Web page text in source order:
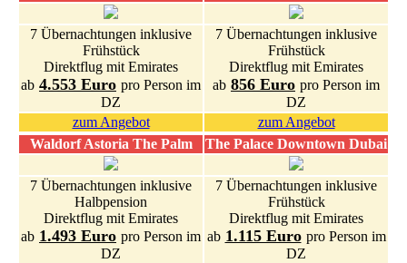
7 Übernachtungen inklusive
Frühstück
Direktflug mit Emirates
ab 4.553 Euro pro Person im
DZ
7 Übernachtungen inklusive
Frühstück
Direktflug mit Emirates
ab 856 Euro pro Person im
DZ
zum Angebot
zum Angebot
Waldorf Astoria The Palm
The Palace Downtown Dubai
7 Übernachtungen inklusive
Halbpension
Direktflug mit Emirates
ab 1.493 Euro pro Person im
DZ
7 Übernachtungen inklusive
Frühstück
Direktflug mit Emirates
ab 1.115 Euro pro Person im
DZ